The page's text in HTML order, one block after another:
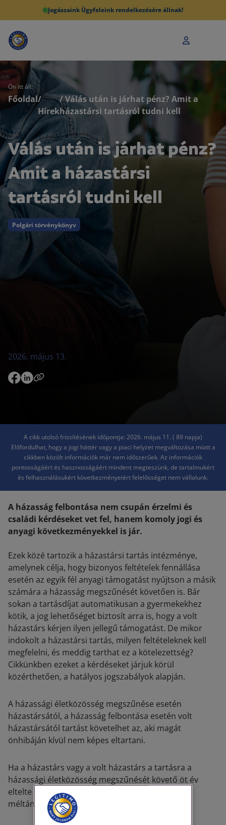
Jogászaink Ügyfeleink rendelkezésére állnak!
Ön itt áll:
Főoldal/
Hírek
/ Válás után is járhat pénz? Amit a
házastársi tartásról tudni kell
Válás után is járhat pénz?
Amit a házastársi
tartásról tudni kell
Polgári törvénykönyv
2026. május 13.
A cikk utolsó frissítésének időpontja: 2026. május 11. ( 89 napja)
Előfordulhat, hogy a jogi háttér vagy a piaci helyzet megváltozása miatt a
cikkben közölt információk már nem időszerűek. Az információk
pontosságáért és hasznosságáért mindent megteszünk, de tartalmukért
és felhasználásukért következményeiért felelősséget nem vállalunk.
A házasság felbontása nem csupán érzelmi és
családi kérdéseket vet fel, hanem komoly jogi és
anyagi következményekkel is jár.
Ezek közé tartozik a házastársi tartás intézménye,
amelynek célja, hogy bizonyos feltételek fennállása
esetén az egyik fél anyagi támogatást nyújtson a másik
számára a házasság megszűnését követően is. Bár
sokan a tartásdíjat automatikusan a gyermekekhez
kötik, a jog lehetőséget biztosít arra is, hogy a volt
házastárs kérjen ilyen jellegű támogatást. De mikor
indokolt a házastársi tartás, milyen feltételeknek kell
megfelelni, és meddig tarthat ez a kötelezettség?
Cikkünkben ezeket a kérdéseket járjuk körül
közérthetően, a hatályos jogszabályok alapján.
A házassági életközösség megszűnése esetén
házastársától, a házasság felbontása esetén volt
házastársától tartást követelhet az, aki magát
önhibáján kívül nem képes eltartani.
Ha a házastárs vagy a volt házastárs a tartásra a
házassági életközösség megszűnését követő öt év
eltelte után válik rászorulttá, tartást különös
méltánylást érdemlő esetben követelhet.